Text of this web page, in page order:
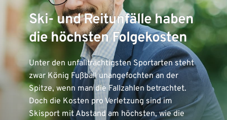
Ski- und Reitunfälle haben
die höchsten Folgekosten
Unter den unfallträchtigsten Sportarten steht
zwar König Fußball unangefochten an der
Spitze, wenn man die Fallzahlen betrachtet.
Doch die Kosten pro Verletzung sind im
Skisport mit Abstand am höchsten, wie die